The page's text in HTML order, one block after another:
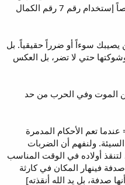
ينجيك ولا يمسك سوء. خصوصاً إستخدام رقم 7 رقم الكمال
سوءاً أو ضرراً حقيقياً. بل
حتي لا تضر، بل العكس
من الموت وفي الحرب من حد
تعم الأحكام المدمرة
ولنفهم أن الضربات
أولاده في الوقت المناسب
فينهار المكان في كارثة
صدفة، بل يد الله أنقذته]